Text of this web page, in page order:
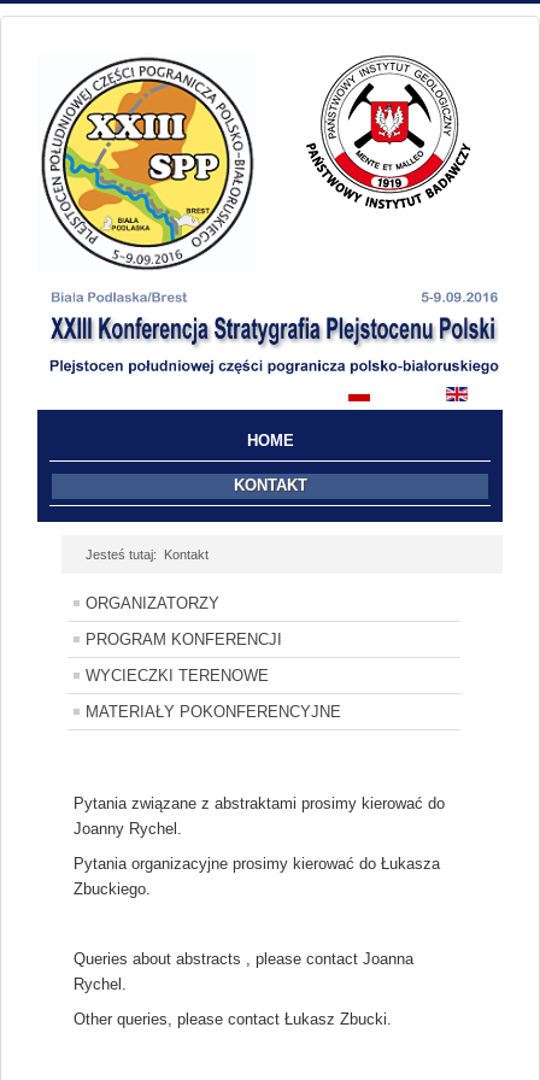
HOME
KONTAKT
Jesteś tutaj: Kontakt
ORGANIZATORZY
PROGRAM KONFERENCJI
WYCIECZKI TERENOWE
MATERIAŁY POKONFERENCYJNE
Pytania związane z abstraktami prosimy kierować do
Joanny Rychel.
Pytania organizacyjne prosimy kierować do Łukasza
Zbuckiego.
Queries about abstracts , please contact Joanna
Rychel.
Other queries, please contact Łukasz Zbucki.